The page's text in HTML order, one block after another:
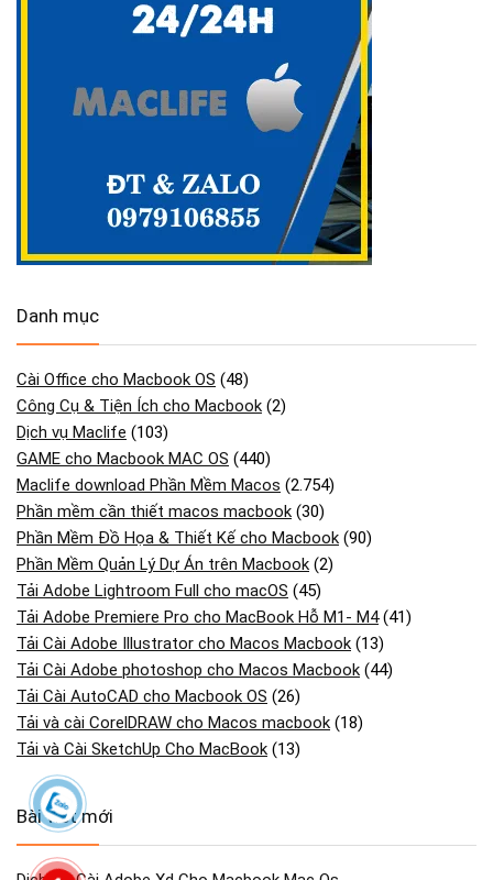
Danh mục
Cài Office cho Macbook OS (48)
Công Cụ & Tiện Ích cho Macbook (2)
Dịch vụ Maclife (103)
GAME cho Macbook MAC OS (440)
Maclife download Phần Mềm Macos (2.754)
Phần mềm cần thiết macos macbook (30)
Phần Mềm Đồ Họa & Thiết Kế cho Macbook (90)
Phần Mềm Quản Lý Dự Án trên Macbook (2)
Tải Adobe Lightroom Full cho macOS (45)
Tải Adobe Premiere Pro cho MacBook Hỗ M1- M4(41)
Tải Cài Adobe Illustrator cho Macos Macbook (13)
Tải Cài Adobe photoshop cho Macos Macbook (44)
Tải Cài AutoCAD cho Macbook OS (26)
Tải và cài CorelDRAW cho Macos macbook (18)
Tải và Cài SketchUp Cho MacBook (13)
Bài viết mới